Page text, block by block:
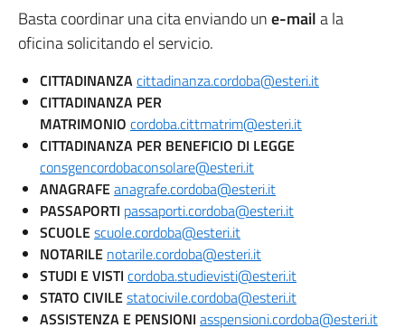
Basta coordinar una cita enviando une-maila la
oficina solicitando el servicio.
CITTADINANZAcittadinanza.cordoba@esteri.it
CITTADINANZA PER
MATRIMONIO cordoba.cittmatrim@esteri.it
CITTADINANZA PER BENEFICIO DI LEGGE
consgencordobaconsolare@esteri.it
ANAGRAFEanagrafe.cordoba@esteri.it
PASSAPORTI passaporti.cordoba@esteri.it
SCUOLEscuole.cordoba@esteri.it
NOTARILE notarile.cordoba@esteri.it
STUDI E VISTI cordoba.studievisti@esteri.it
STATO CIVILEstatocivile.cordoba@esteri.it
ASSISTENZA E PENSIONI asspensioni.cordoba@esteri.it